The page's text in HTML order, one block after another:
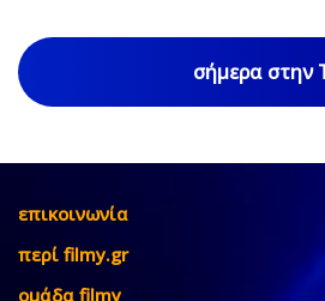
σήμερα στην
επικοινωνία
περί filmy.gr
ομάδα filmy